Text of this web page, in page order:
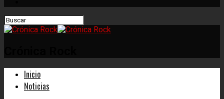
Inicio
Noticias